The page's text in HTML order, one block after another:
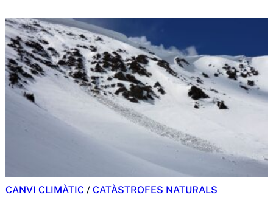
CANVI CLIMÀTIC / CATÀSTROFES NATURALS